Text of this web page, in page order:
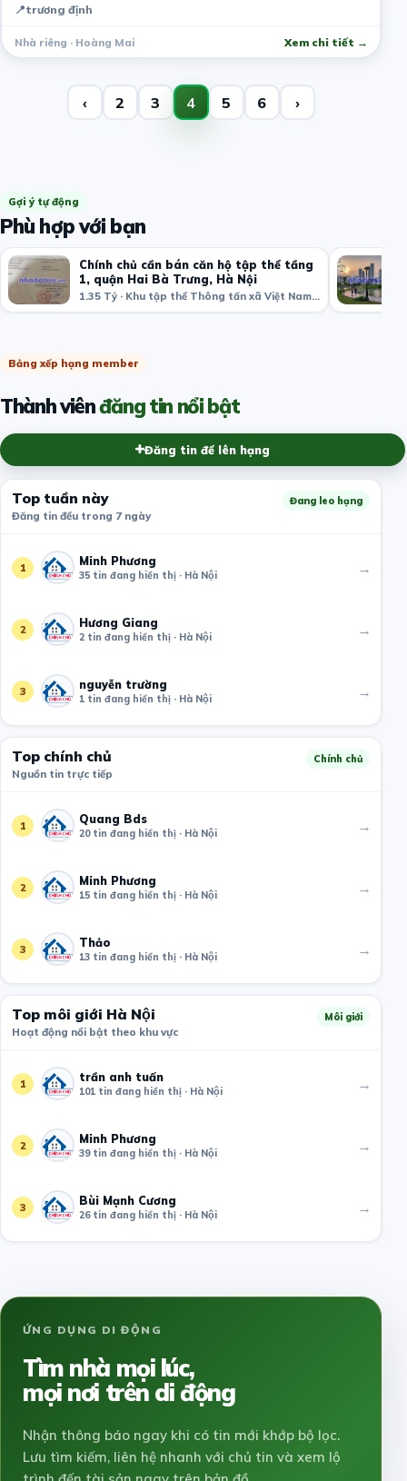
📍trương định
Nhà riêng · Hoàng Mai Xem chi tiết →
‹ 2 3 4 5 6 ›
Gợi ý tự động
Phù hợp với bạn
Chính chủ cần bán căn hộ tập thể tầng
1, quận Hai Bà Trưng, Hà Nội
1.35 Tỷ · Khu tập thể Thông tấn xã Việt Nam, Bạch Mai, Hai Bà Trưng, Hà Nội, Việt Nam
Bảng xếp hạng member
Thành viênđăng tin nổi bật
Đăng tin để lên hạng
Top tuần này
Đăng tin đều trong 7 ngày
Đang leo hạng
1 Minh Phương
35 tin đang hiển thị · Hà Nội →
2 Hương Giang
2 tin đang hiển thị · Hà Nội →
3 nguyễn trường
1 tin đang hiển thị · Hà Nội →
Top chính chủ
Nguồn tin trực tiếp
Chính chủ
1 Quang Bds
20 tin đang hiển thị · Hà Nội →
2 Minh Phương
15 tin đang hiển thị · Hà Nội →
3 Thảo
13 tin đang hiển thị · Hà Nội →
Top môi giới Hà Nội
Hoạt động nổi bật theo khu vực
Môi giới
1 trần anh tuấn
101 tin đang hiển thị · Hà Nội →
2 Minh Phương
39 tin đang hiển thị · Hà Nội →
3 Bùi Mạnh Cương
26 tin đang hiển thị · Hà Nội →
ỨNG DỤNG DI ĐỘNG
Tìm nhà mọi lúc,
mọi nơi trên di động
Nhận thông báo ngay khi có tin mới khớp bộ lọc.
Lưu tìm kiếm, liên hệ nhanh với chủ tin và xem lộ